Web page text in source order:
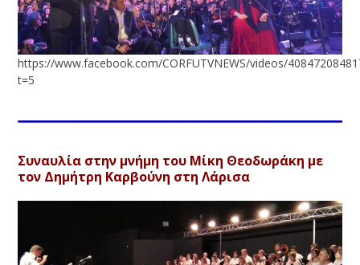
https://www.facebook.com/CORFUTVNEWS/videos/
t=5
Συναυλία στην μνήμη του Μίκη Θεοδωράκη με
τον Δημήτρη Καρβούνη στη Λάρισα